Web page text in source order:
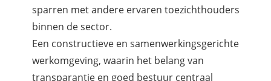
sparren met andere ervaren toezichthouders
binnen de sector.
Een constructieve en samenwerkingsgerichte
werkomgeving, waarin het belang van
transparantie en goed bestuur centraal